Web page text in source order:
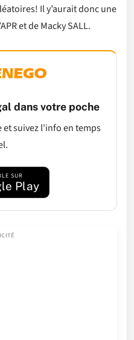
Il y’aurait donc une
et de Macky SALL.
dans votre poche
suivez l'info en temps
SUR
Play